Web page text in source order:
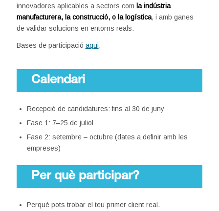
innovadores aplicables a sectors com la indústria
manufacturera, la construcció, o la logística, i amb ganes
de validar solucions en entorns reals.
Bases de participació aqui.
Calendari
Recepció de candidatures: fins al 30 de juny
Fase 1: 7–25 de juliol
Fase 2: setembre – octubre (dates a definir amb les
empreses)
Per què participar?
Perquè pots trobar el teu primer client real.